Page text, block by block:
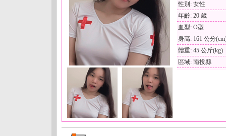
性別: 女性
年齡: 20 歲
血型: O型
身高: 161 公分
體重: 45 公斤(kg)
區域: 南投縣